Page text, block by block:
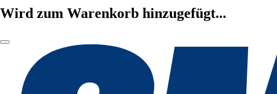
Wird zum Warenkorb hinzugefügt...